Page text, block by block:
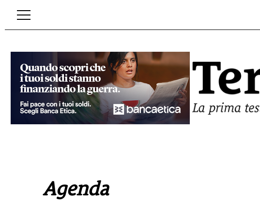
Agenda